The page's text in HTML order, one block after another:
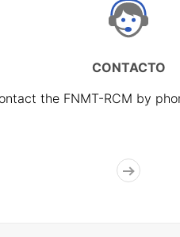
CONTACTO
the FNMT-RCM by